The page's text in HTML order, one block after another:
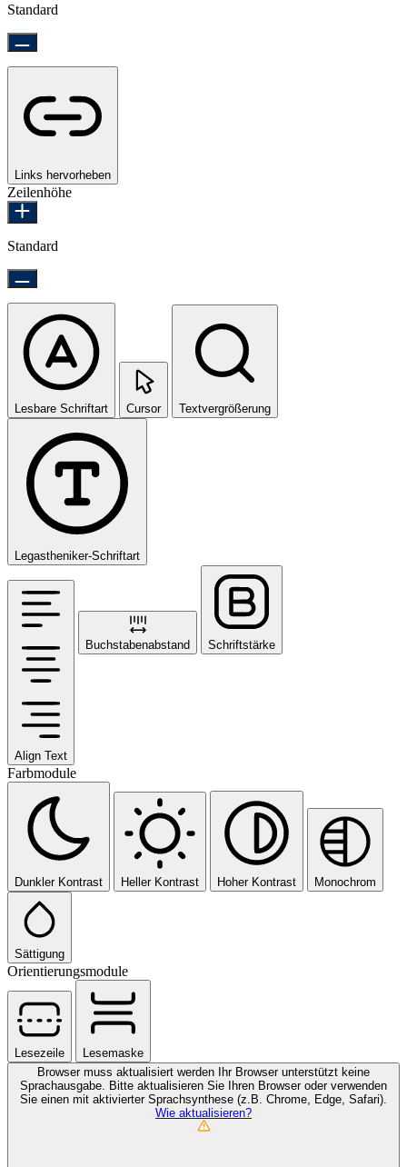
Standard
Links hervorheben
Zeilenhöhe
Standard
Lesbare Schriftart Cursor Textvergrößerung
Legastheniker-Schriftart
Align Text
Buchstabenabstand Schriftstärke
Farbmodule
Dunkler Kontrast Heller Kontrast Hoher Kontrast Monochrom
Sättigung
Orientierungsmodule
Lesezeile
Lesemaske
Browser muss aktualisiert werden Ihr Browser unterstützt keine
Sprachausgabe. Bitte aktualisieren Sie Ihren Browser oder verwenden
Sie einen mit aktivierter Sprachsynthese (z.B. Chrome, Edge, Safari).
Wie aktualisieren?